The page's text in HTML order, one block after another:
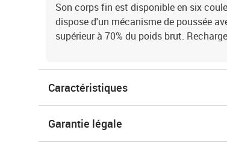
Son corps fin est disponible en six
dispose d'un mécanisme de poussée
supérieur à 70% du poids brut.
Caractéristiques
Garantie légale